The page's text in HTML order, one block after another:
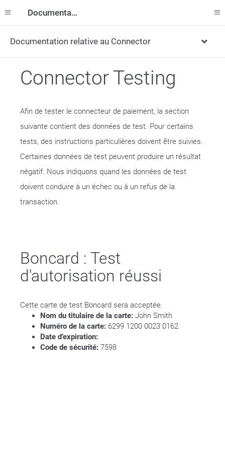
Documentation
Documentation relative au Connector
Connector Testing
Afin de tester le connecteur de paiement, la section
suivante contient des données de test. Pour certains
tests, des instructions particulières doivent être suivies.
Certaines données de test peuvent produire un résultat
négatif. Nous indiquons quand les données de test
doivent conduire à un échec ou à un refus de la
transaction.
Boncard : Test
d'autorisation réussi
Cette carte de test Boncard sera acceptée.
Nom du titulaire de la carte: John Smith
Numéro de la carte: 6299 1200 0023 0162
Date d’expiration:
Code de sécurité: 7598